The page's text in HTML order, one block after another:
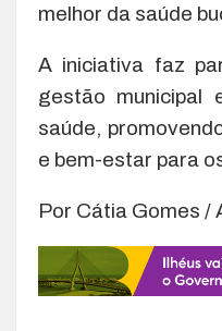
melhor da saúde
A iniciativa faz
gestão municipal
saúde,
e bem-estar para
Por Cátia Gomes /